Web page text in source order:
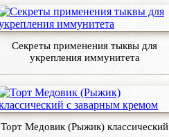
Секреты применения тыквы для
укрепления иммунитета
Торт Медовик (Рыжик) классический